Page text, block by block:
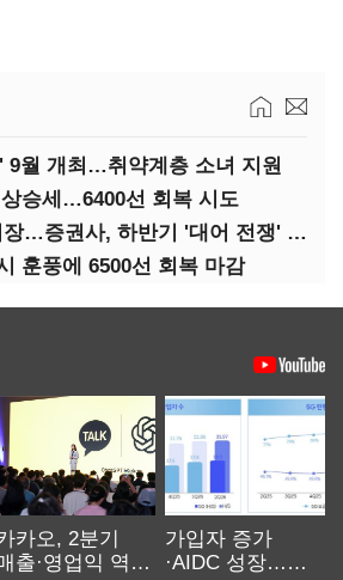
9월 개최…취약계층 소녀 지원
승세…6400선 회복 시도
얼어붙은 IPO 시장…증권사, 하반기 '대어 전쟁' 기대
훈풍에 6500선 회복 마감
카오, 2분기
출·영업익 역대
가입자 증가
·AIDC 성장…